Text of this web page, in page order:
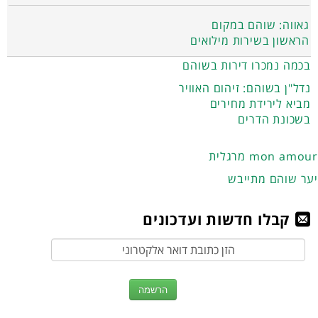
גאווה: שוהם במקום
הראשון בשירות מילואים
בכמה נמכרו דירות בשוהם
נדל"ן בשוהם: זיהום האוויר
מביא לירידת מחירים
בשכונת הדרים
מרגלית mon amour
יער שוהם מתייבש
קבלו חדשות ועדכונים